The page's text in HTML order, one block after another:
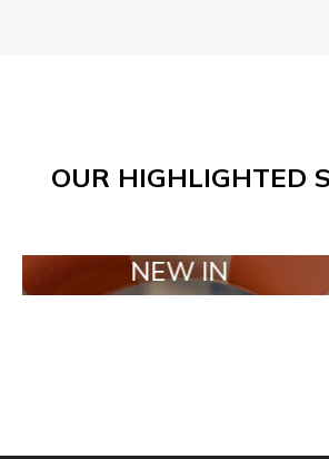
OUR HIGHLIGHTED
NEW IN